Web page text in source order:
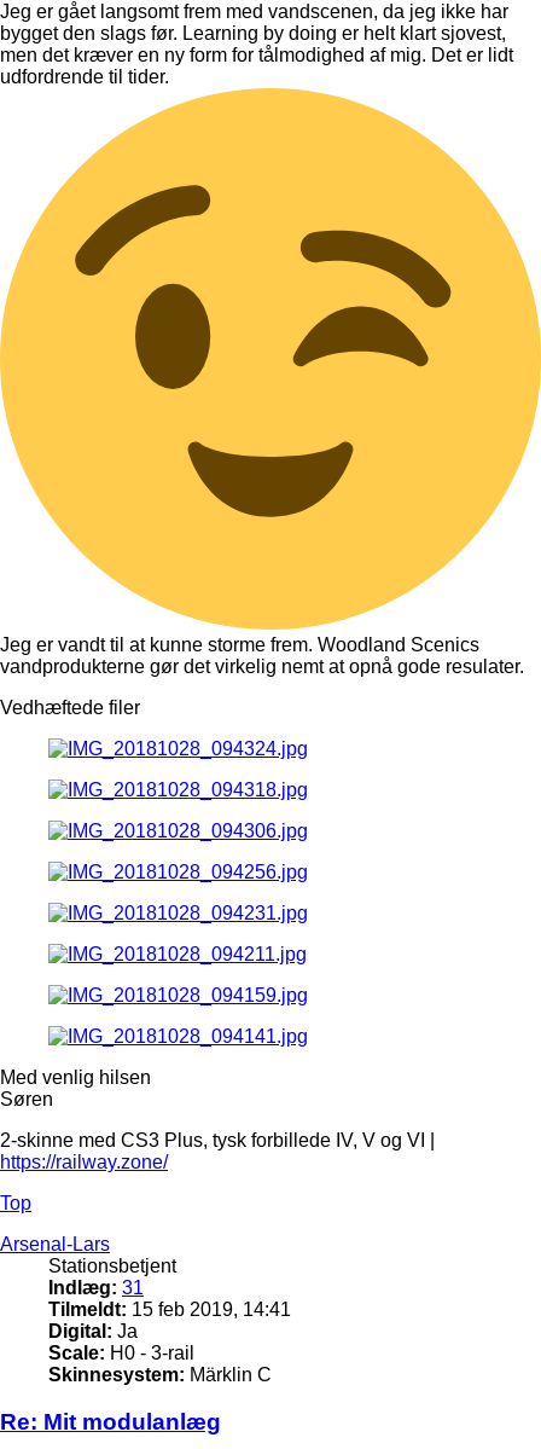
Jeg er gået langsomt frem med vandscenen, da jeg ikke har
bygget den slags før. Learning by doing er helt klart sjovest,
men det kræver en ny form for tålmodighed af mig. Det er lidt
udfordrende til tider.
Jeg er vandt til at kunne storme frem. Woodland Scenics
vandprodukterne gør det virkelig nemt at opnå gode resulater.
Vedhæftede filer
Med venlig hilsen
Søren
2-skinne med CS3 Plus, tysk forbillede IV, V og VI |
https://railway.zone/
Top
Arsenal-Lars
Stationsbetjent
Indlæg: 31
Tilmeldt: 15 feb 2019, 14:41
Digital: Ja
Scale: H0 - 3-rail
Skinnesystem: Märklin C
Re: Mit modulanlæg